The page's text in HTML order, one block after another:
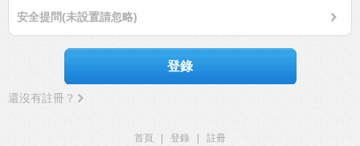
安全提問(未設置請忽略)
登錄
還沒有註冊？
首頁 登錄
註冊